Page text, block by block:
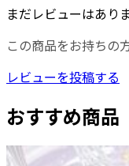
まだレビューはあり
この商品をお持ちの
レビューを投稿する
おすすめ商品